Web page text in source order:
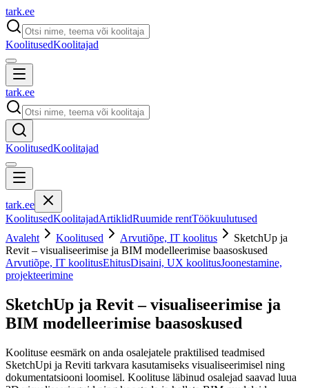
tark.ee
KoolitusedKoolitajad
tark.ee
KoolitusedKoolitajad
tark.ee
KoolitusedKoolitajadArtiklidRuumide rentTöökuulutused
Avaleht
Koolitused Arvutiõpe, IT koolitus
SketchUp ja
Revit – visualiseerimise ja BIM modelleerimise baasoskused
Arvutiõpe, IT koolitusEhitusDisaini, UX koolitusJoonestamine,
projekteerimine
SketchUp ja Revit – visualiseerimise ja
BIM modelleerimise baasoskused
Koolituse eesmärk on anda osalejatele praktilised teadmised
SketchUpi ja Reviti tarkvara kasutamiseks visualiseerimisel ning
dokumentatsiooni loomisel. Koolituse läbinud osalejad saavad luua